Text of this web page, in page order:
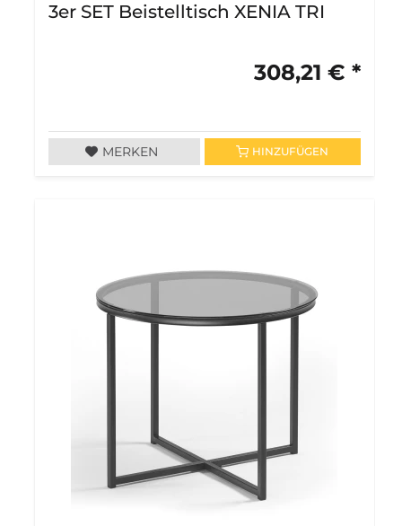
3er SET Beistelltisch XENIA TRI
308,21 € *
MERKEN HINZUFÜGEN